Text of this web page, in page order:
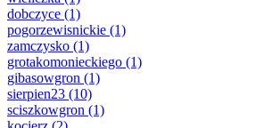
dobczyce (1)
pogorzewisnickie (1)
zamczysko (1)
grotakomonieckiego (1)
gibasowgron (1)
sierpien23 (10)
sciszkowgron (1)